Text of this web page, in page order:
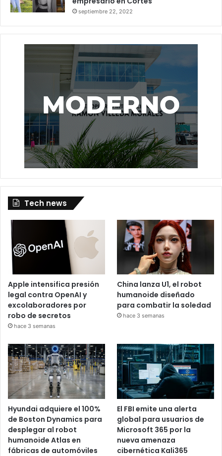
septiembre 22, 2022
Tech news
Apple intensifica presión
legal contra OpenAI y
excolaboradores por
robo de secretos
hace 3 semanas
China lanza U1, el robot
humanoide diseñado
para combatir la soledad
hace 3 semanas
Hyundai adquiere el 100%
de Boston Dynamics para
desplegar al robot
humanoide Atlas en
fábricas de automóviles
El FBI emite una alerta
global para usuarios de
Microsoft 365 por la
nueva amenaza
cibernética Kali365